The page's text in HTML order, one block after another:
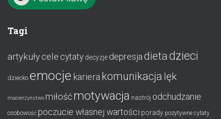
Tagi
artykułycele cytaty decyzje depresja dietadzieci
dziecko emocje kariera komunikacja lęk
macierzyństwo miłośćmotywacja nastrój odchudzanie
osobowość poczucie własnej wartości porady pozytywne cytaty